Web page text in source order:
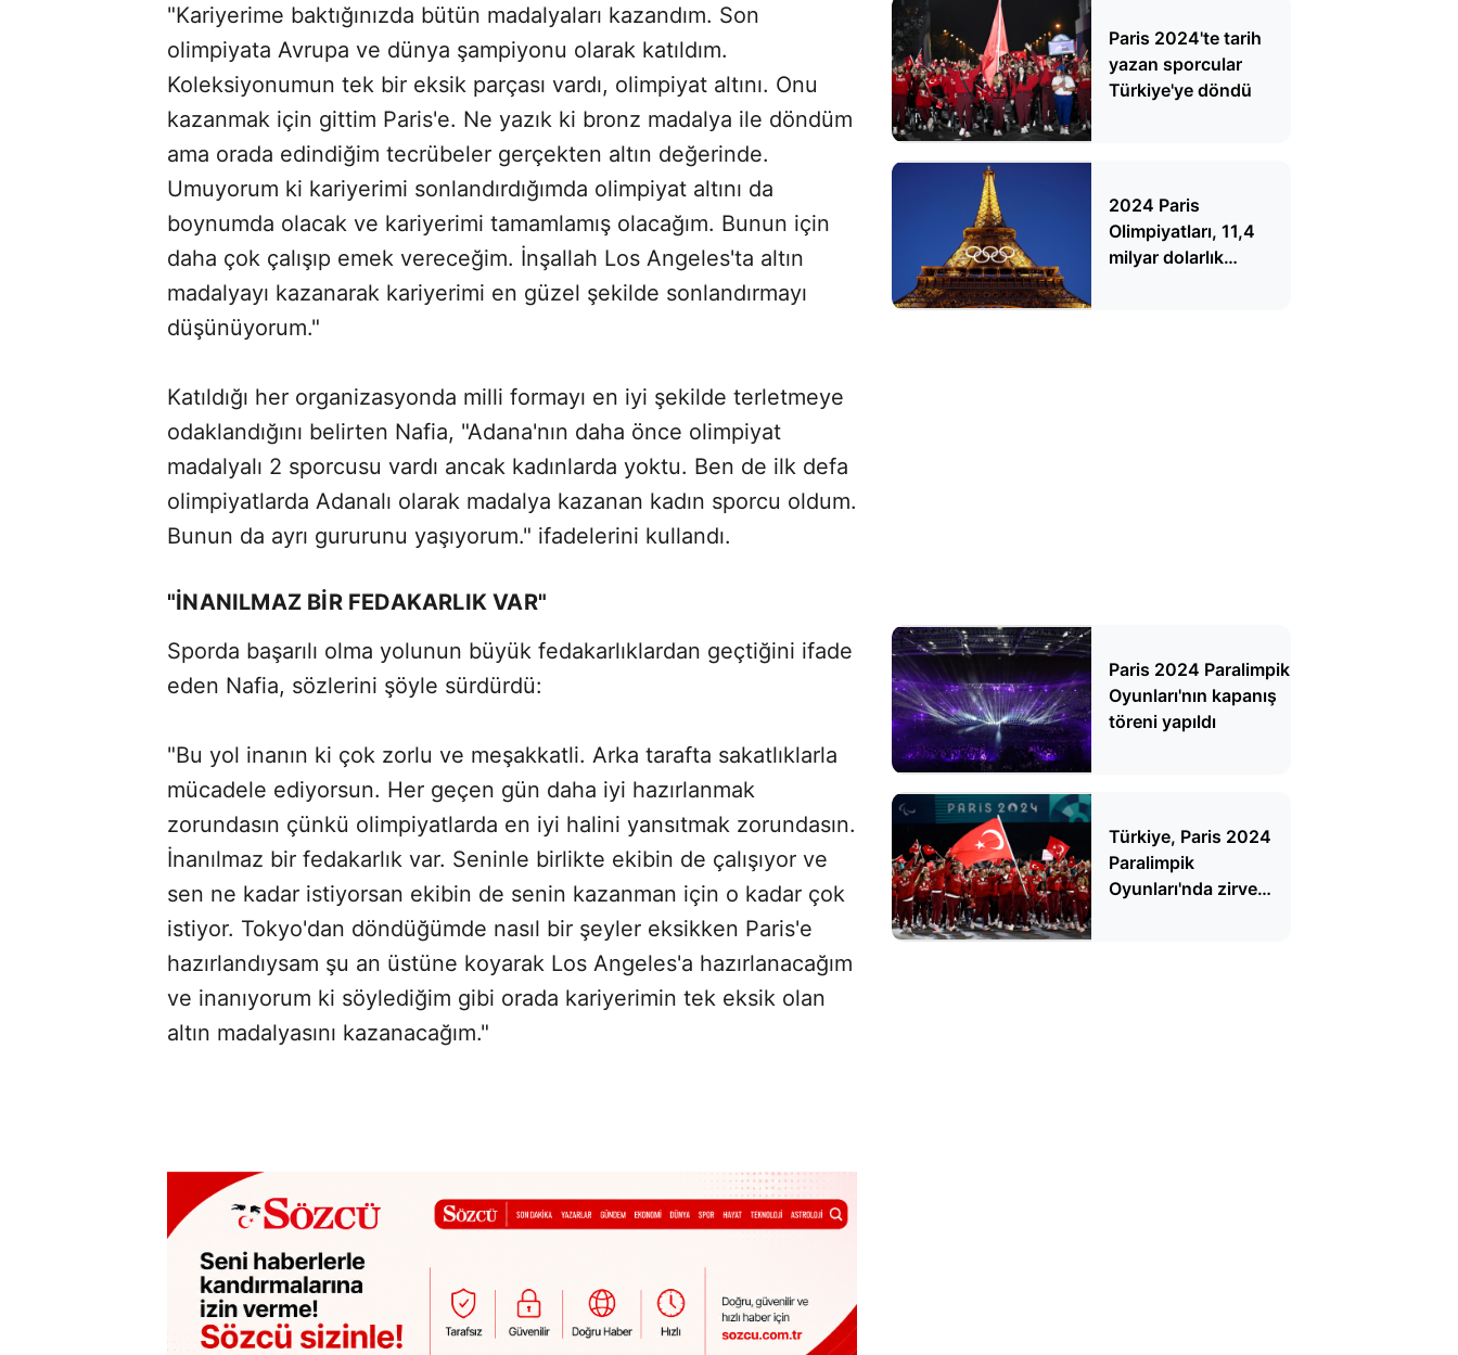
"Kariyerime baktığınızda bütün madalyaları kazandım. Son
olimpiyata Avrupa ve dünya şampiyonu olarak katıldım.
Koleksiyonumun tek bir eksik parçası vardı, olimpiyat altını. Onu
kazanmak için gittim Paris'e. Ne yazık ki bronz madalya ile döndüm
ama orada edindiğim tecrübeler gerçekten altın değerinde.
Umuyorum ki kariyerimi sonlandırdığımda olimpiyat altını da
boynumda olacak ve kariyerimi tamamlamış olacağım. Bunun için
daha çok çalışıp emek vereceğim. İnşallah Los Angeles'ta altın
madalyayı kazanarak kariyerimi en güzel şekilde sonlandırmayı
düşünüyorum."
Katıldığı her organizasyonda milli formayı en iyi şekilde terletmeye
odaklandığını belirten Nafia, "Adana'nın daha önce olimpiyat
madalyalı 2 sporcusu vardı ancak kadınlarda yoktu. Ben de ilk defa
olimpiyatlarda Adanalı olarak madalya kazanan kadın sporcu oldum.
Bunun da ayrı gururunu yaşıyorum." ifadelerini kullandı.
"İNANILMAZ BİR FEDAKARLIK VAR"
Sporda başarılı olma yolunun büyük fedakarlıklardan geçtiğini ifade
eden Nafia, sözlerini şöyle sürdürdü:
"Bu yol inanın ki çok zorlu ve meşakkatli. Arka tarafta sakatlıklarla
mücadele ediyorsun. Her geçen gün daha iyi hazırlanmak
zorundasın çünkü olimpiyatlarda en iyi halini yansıtmak zorundasın.
İnanılmaz bir fedakarlık var. Seninle birlikte ekibin de çalışıyor ve
sen ne kadar istiyorsan ekibin de senin kazanman için o kadar çok
istiyor. Tokyo'dan döndüğümde nasıl bir şeyler eksikken Paris'e
hazırlandıysam şu an üstüne koyarak Los Angeles'a hazırlanacağım
ve inanıyorum ki söylediğim gibi orada kariyerimin tek eksik olan
altın madalyasını kazanacağım."
Paris 2024'te tarih
yazan sporcular
Türkiye'ye döndü
2024 Paris
Olimpiyatları, 11,4
milyar dolarlık
Paris 2024 Paralimpik
Oyunları'nın kapanış
töreni yapıldı
Türkiye, Paris 2024
Paralimpik
Oyunları'nda zirve